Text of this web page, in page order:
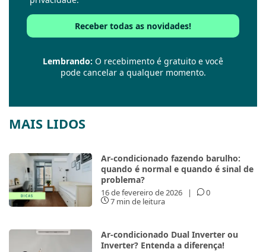
Lembrando: O recebimento é gratuito e você
pode cancelar a qualquer momento.
MAIS LIDOS
Ar-condicionado fazendo barulho:
quando é normal e quando é sinal de
problema?
16 de fevereiro de 2026 |
0
7 min de leitura
Ar-condicionado Dual Inverter ou
Inverter? Entenda a diferença!